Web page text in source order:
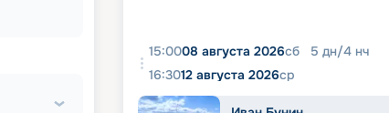
15:0008 августа 2026сб 5 дн/4 нч
16:3012 августа 2026ср